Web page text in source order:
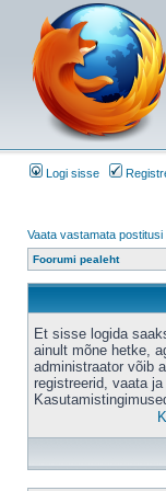
Logi sisse
Vaata vastamata postitusi
Foorumi pealeht
Et sisse logida
ainult mõne hetke,
administraator võib
registreerid, vaata